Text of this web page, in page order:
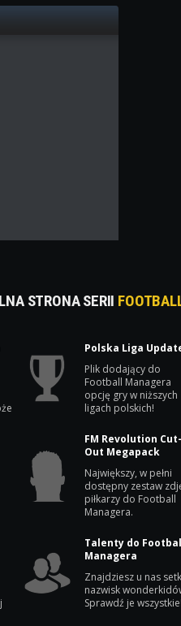
STRONA SERII
Polska Liga
Plik dodający do
Football Managera
opcję gry w niższych
ligach polskich!
FM Revolution
Out Megapack
Największy, w pełni
dostępny zestaw
piłkarzy do Football
Managera.
Talenty do
Managera
Znajdziesz u nas
nazwisk
Sprawdź je